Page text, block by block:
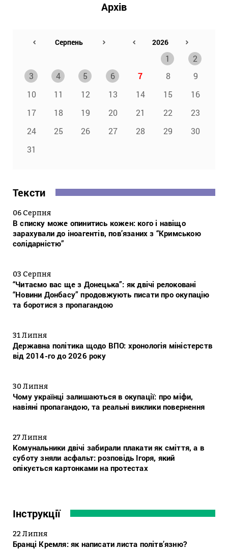
Архів
1
2
3
4 5 6 7 8
9
10
11 12 13 14 15
16
17
18 19 20 21 22
23
24
25 26 27 28 29
30
31
Тексти
06 Серпня
В списку може опинитись кожен: кого і навіщо
зарахували до іноагентів, пов’язаних з “Кримською
солідарністю”
03 Серпня
“Читаємо вас ще з Донецька”: як двічі релоковані
“Новини Донбасу” продовжують писати про окупацію
та боротися з пропагандою
31 Липня
Державна політика щодо ВПО: хронологія міністерств
від 2014-го до 2026 року
30 Липня
Чому українці залишаються в окупації: про міфи,
навіяні пропагандою, та реальні виклики повернення
27 Липня
Комунальники двічі забирали плакати як сміття, а в
суботу зняли асфальт: розповідь Ігоря, який
опікується картонками на протестах
Інструкції
22 Липня
Бранці Кремля: як написати листа політв’язню?